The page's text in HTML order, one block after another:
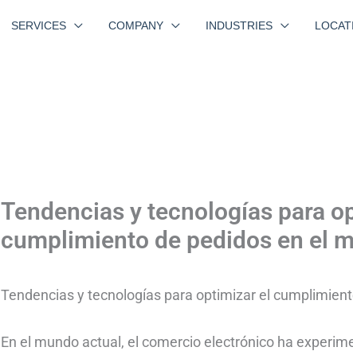
SERVICES COMPANY INDUSTRIES
Tendencias y tecnologías para
cumplimiento de pedidos en el
Tendencias y tecnologías para optimizar el
En el mundo actual, el comercio electrónico ha